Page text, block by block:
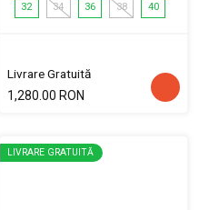
32 34 36 38 40
Livrare Gratuită
1,280.00 RON
LIVRARE GRATUITĂ